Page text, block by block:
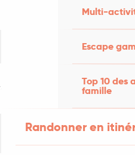
Multi-
Escape
Top 10 des
famille
Randonner en
2026